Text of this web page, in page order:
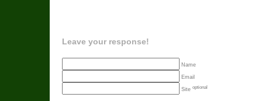
Leave your response!
Name
Email
Site optional